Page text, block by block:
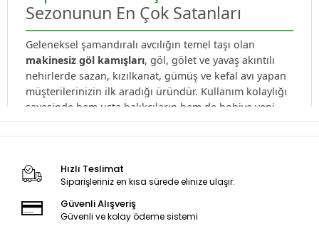
Sezonunun En Çok Satanları
Geleneksel şamandıralı avcılığın temel taşı olan
makinesiz göl kamışları, göl, gölet ve yavaş akıntılı
nehirlerde sazan, kızılkanat, gümüş ve kefal avı yapan
müşterilerinizin ilk aradığı üründür. Kullanım kolaylığı
sayesinde hem usta balıkçıların hem de hobiye yeni
başlayanların tercih ettiği bu demirbaş ürün grubunu,
İhtiyaca Göre Materyal ve Boy Seçenekleri
boy skalamızda, her bütçeye uygun iki ana materyal grubu
bulunmaktadır:
Hızlı Teslimat
Siparişleriniz en kısa sürede elinize ulaşır.
Güvenli Alışveriş
Güvenli ve kolay ödeme sistemi